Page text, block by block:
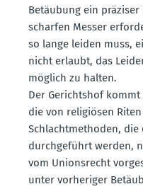
Betäubung ein
scharfen Messer
so lange leiden muss,
nicht erlaubt, das
möglich zu halten.
Der Gerichtshof
die von religiösen
Schlacht­me­thoden,
durch­ge­führt werden,
vom Unions­recht
unter vorhe­riger